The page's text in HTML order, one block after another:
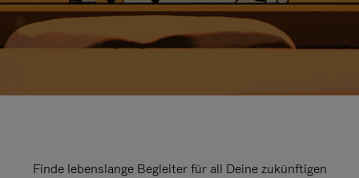
Finde lebenslange Begleiter für all Deine zukünftigen